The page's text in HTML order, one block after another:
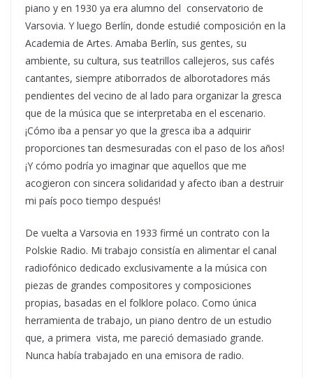
piano y en 1930 ya era alumno del conservatorio de
Varsovia. Y luego Berlín, donde estudié composición en la
Academia de Artes. Amaba Berlín, sus gentes, su
ambiente, su cultura, sus teatrillos callejeros, sus cafés
cantantes, siempre atiborrados de alborotadores más
pendientes del vecino de al lado para organizar la gresca
que de la música que se interpretaba en el escenario.
¡Cómo iba a pensar yo que la gresca iba a adquirir
proporciones tan desmesuradas con el paso de los años!
¡Y cómo podría yo imaginar que aquellos que me
acogieron con sincera solidaridad y afecto iban a destruir
mi país poco tiempo después!
De vuelta a Varsovia en 1933 firmé un contrato con la
Polskie Radio. Mi trabajo consistía en alimentar el canal
radiofónico dedicado exclusivamente a la música con
piezas de grandes compositores y composiciones
propias, basadas en el folklore polaco. Como única
herramienta de trabajo, un piano dentro de un estudio
que, a primera vista, me pareció demasiado grande.
Nunca había trabajado en una emisora de radio.